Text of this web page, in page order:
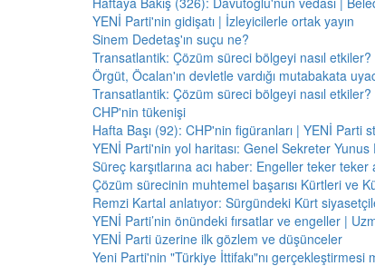
YENİ Parti'nin gidişatı | İzleyicilerle ortak yayın
Sinem Dedetaş'ın suçu ne?
Transatlantik: Çözüm süreci bölgeyi nasıl
Örgüt, Öcalan'ın devletle vardığı mutabakata
Transatlantik: Çözüm süreci bölgeyi nasıl
CHP'nin tükenişi
Hafta Başı (92): CHP'nin figüranları | YENİ Parti
YENİ Parti'nin yol haritası: Genel Sekreter Yunus
Süreç karşıtlarına acı haber: Engeller teker teker
Çözüm sürecinin muhtemel başarısı Kürtleri ve
Remzi Kartal anlatıyor: Sürgündeki Kürt
YENİ Parti’nin önündeki fırsatlar ve engeller |
YENİ Parti üzerine ilk gözlem ve düşünceler
Yeni Parti'nin "Türkiye İttifakı"nı gerçekleştirmesi